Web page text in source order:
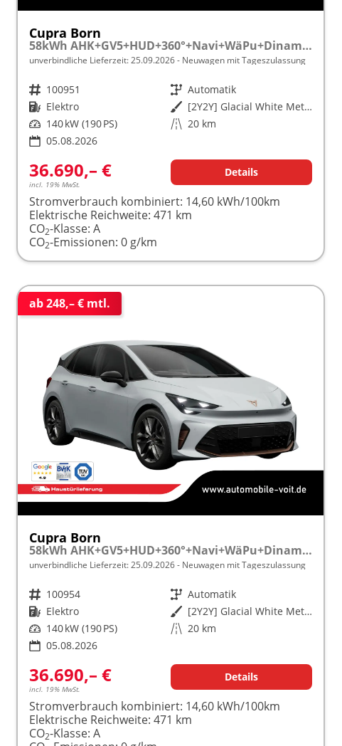
Cupra Born
58kWh AHK+GV5+HUD+360°+Navi+WäPu+Dinamica+Kessy+Travel+ParkAssist
unverbindliche Lieferzeit:25.09.2026 Neuwagen mit Tageszulassung
Fahrzeugnr. 100951 Getriebe Automatik
Kraftstoff Elektro Außenfarbe
[2Y2Y] Glacial White Metallic
Leistung 140 kW (190 PS) Kilometerstand 20 km
05.08.2026
36.690,– €
incl. 19% MwSt.
Details
Stromverbrauch kombiniert: 14,60 kWh/100km
Elektrische Reichweite: 471 km
CO2-Klasse: A
CO2-Emissionen: 0 g/km
ab 248,– € mtl.
Cupra Born
58kWh AHK+GV5+HUD+360°+Navi+WäPu+Dinamica+Kessy+Travel+ParkAssist
unverbindliche Lieferzeit:25.09.2026 Neuwagen mit Tageszulassung
Fahrzeugnr. 100954 Getriebe Automatik
Kraftstoff Elektro Außenfarbe
[2Y2Y] Glacial White Metallic
Leistung 140 kW (190 PS) Kilometerstand 20 km
05.08.2026
36.690,– €
incl. 19% MwSt.
Details
Stromverbrauch kombiniert: 14,60 kWh/100km
Elektrische Reichweite: 471 km
CO2-Klasse: A